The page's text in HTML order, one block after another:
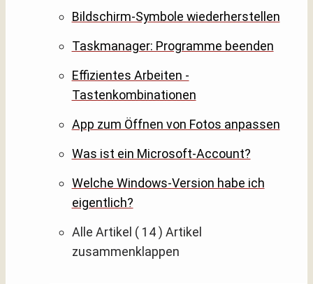
Bildschirm-Symbole wiederherstellen
Taskmanager: Programme beenden
Effizientes Arbeiten -
Tastenkombinationen
App zum Öffnen von Fotos anpassen
Was ist ein Microsoft-Account?
Welche Windows-Version habe ich
eigentlich?
Alle Artikel ( 14 ) Artikel
zusammenklappen